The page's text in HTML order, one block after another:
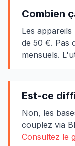
Combien
Les
de 50 €. Pas
mensuels.
Est-ce
Non, les
couplez via
Consultez le